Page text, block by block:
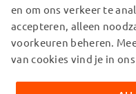
© subtel.be 2026
Alle prijzen zijn inclusief
Houd er rekening mee dat
uitsluitend worden
en om ons verkeer te
accepteren, alleen
voorkeuren beheren.
van cookies vind je in ons